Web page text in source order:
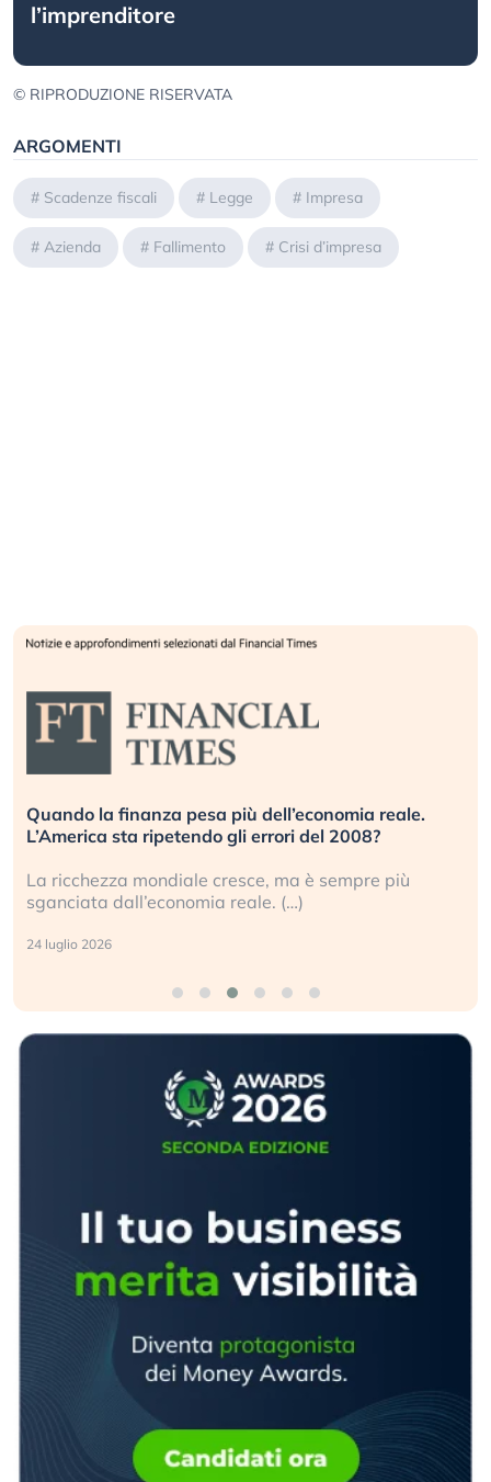
l’imprenditore
© RIPRODUZIONE RISERVATA
ARGOMENTI
# Scadenze fiscali # Legge # Impresa
# Azienda # Fallimento # Crisi d’impresa
Quando la finanza pesa più dell’economia reale.
L’America sta ripetendo gli errori del 2008?
La ricchezza mondiale cresce, ma è sempre più
sganciata dall’economia reale. (…)
24 luglio 2026